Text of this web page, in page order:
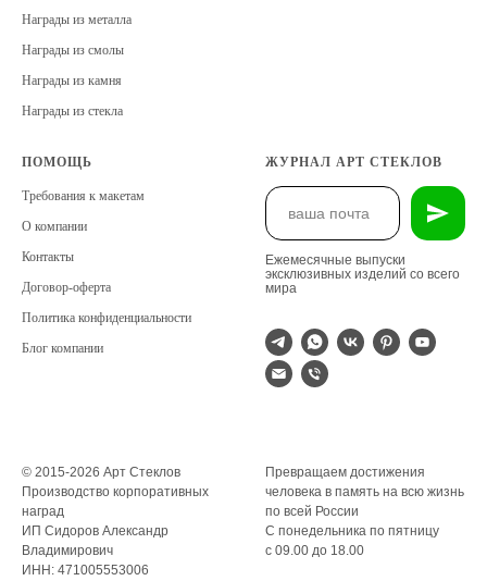
Награды из металла
Награды из смолы
Награды из камня
Награды из стекла
ПОМОЩЬ
Требования к макетам
О компании
Контакты
Договор-оферта
Политика конфиденциальности
Блог компании
ЖУРНАЛ АРТ СТЕКЛОВ
Ежемесячные выпуски
эксклюзивных изделий со всего
мира
© 2015-2026 Арт Стеклов
Производство корпоративных
наград
ИП Сидоров Александр
Владимирович
ИНН: 471005553006
Превращаем достижения
человека в память на всю жизнь
по всей России
С понедельника по пятницу
с 09.00 до 18.00